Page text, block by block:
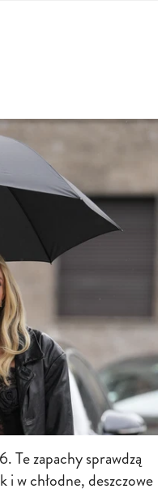
Te zapachy sprawdzą
i w chłodne, deszczowe